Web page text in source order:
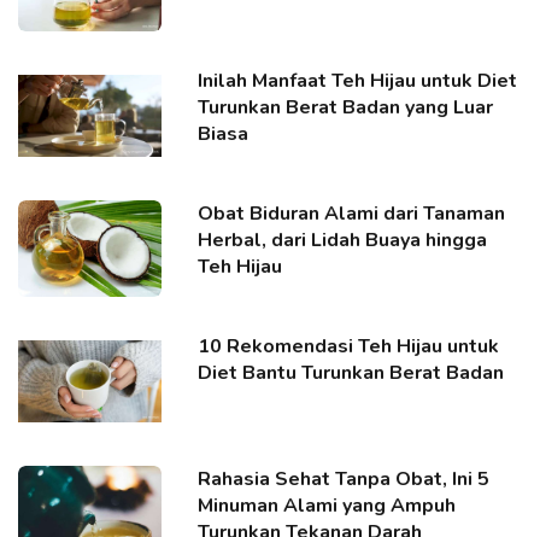
Inilah Manfaat Teh Hijau untuk Diet
Turunkan Berat Badan yang Luar
Biasa
Obat Biduran Alami dari Tanaman
Herbal, dari Lidah Buaya hingga
Teh Hijau
10 Rekomendasi Teh Hijau untuk
Diet Bantu Turunkan Berat Badan
Rahasia Sehat Tanpa Obat, Ini 5
Minuman Alami yang Ampuh